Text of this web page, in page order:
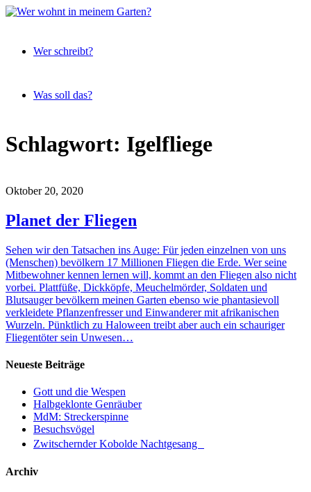
wohnt
meinem
vor der
Terrassentür
Wer schreibt?
Was soll das?
Skip
to
Schlagwort: Igelfliege
Oktober 20, 2020
Planet der Fliegen
Sehen wir den Tatsachen ins Auge: Für jeden einzelnen von uns
(Menschen) bevölkern 17 Millionen Fliegen die Erde. Wer seine
Mitbewohner kennen lernen will, kommt an den Fliegen also nicht
vorbei. Plattfüße, Dickköpfe, Meuchelmörder, Soldaten und
Blutsauger bevölkern meinen Garten ebenso wie phantasievoll
verkleidete Pflanzenfresser und Einwanderer mit afrikanischen
Wurzeln. Pünktlich zu Haloween treibt aber auch ein schauriger
Fliegentöter sein Unwesen…
Neueste Beiträge
Gott und die Wespen
Halbgeklonte Genräuber
MdM: Streckerspinne
Besuchsvögel
Zwitschernder Kobolde Nachtgesang
Archiv